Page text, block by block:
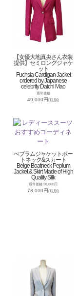
【女優大地真央さん衣装
提供】セミロングジャケ
ット
Fuchsia Cardigan Jacket
ordered by Japanese
celebrity Daichi Mao
通常価格
49,000円(税別)
ぺプラムジャケットボー
トネック&スカート
Beige Boatneck Peplum
Jacket & Skirt Made of High
Quality Silk
通常価格 98,000円
78,000円(税別)